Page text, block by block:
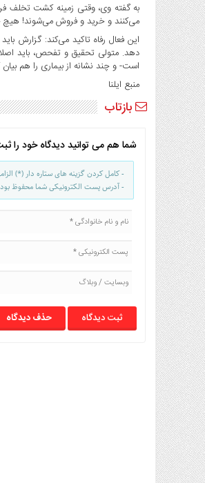
به گفته وی، وقتی زمینه کشت تخلف
می‌کنند و خرید و فروش می‌شوند! هیچ
این فعال رفاه تاکید می‌کند: گزارش
دهد. متولی تحقیق و تفحص، باید
است- و چند نشانه از بیماری را هم
منبع ایلنا
بازتاب
شما هم می توانید دیدگاه خود را
- کامل کردن گزینه های ستاره دار (*)
- آدرس پست الکترونیکی شما محفوظ
حذف دیدگاه